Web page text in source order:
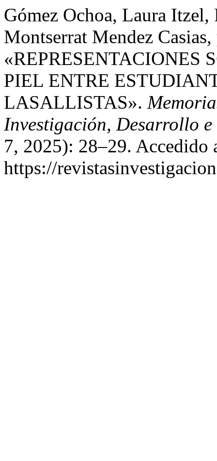
Gómez Ochoa, Laura
Montserrat Mendez
«REPRESENTACIONES
PIEL ENTRE
LASALLISTAS».
Investigación, Desarrollo
7, 2025): 28–29. Accedido
https://